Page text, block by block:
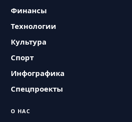
Финансы
Технологии
Культура
Спорт
Инфографика
Спецпроекты
О НАС